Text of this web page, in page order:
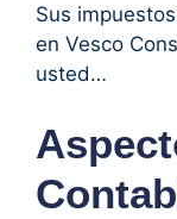
Sus
en Vesco
usted…